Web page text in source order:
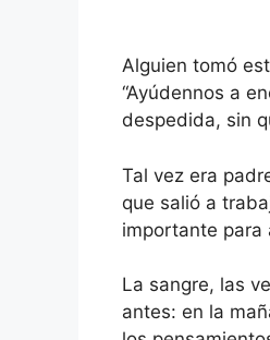
Alguien tomó
“Ayúdennos a
despedida, sin
Tal vez era
que salió a
importante para
La sangre, las
antes: en la